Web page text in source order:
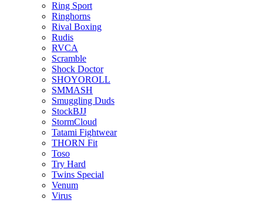
Ring Sport
Ringhorns
Rival Boxing
Rudis
RVCA
Scramble
Shock Doctor
SHOYOROLL
SMMASH
Smuggling Duds
StockBJJ
StormCloud
Tatami Fightwear
THORN Fit
Toso
Try Hard
Twins Special
Venum
Virus